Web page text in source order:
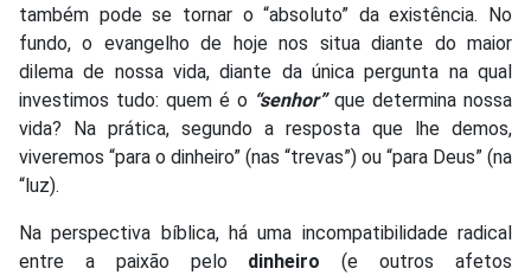
também pode se tornar o “absoluto” da existência. No
fundo, o evangelho de hoje nos situa diante do maior
dilema de nossa vida, diante da única pergunta na qual
investimos tudo: quem é o “senhor”que determina nossa
vida? Na prática, segundo a resposta que lhe demos,
viveremos “para o dinheiro” (nas “trevas”) ou “para Deus” (na
“luz).
Na perspectiva bíblica, há uma incompatibilidade radical
entre a paixão pelo dinheiro(e outros afetos